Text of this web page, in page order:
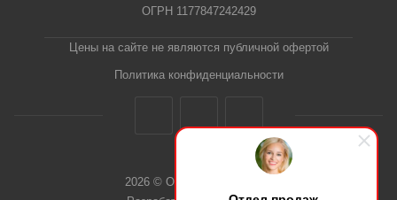
ОГРН 1177847242429
Цены на сайте не являются публичной офертой
Политика конфиденциальности
2026 © ООО "СПб Металл"